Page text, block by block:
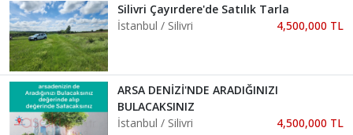
Silivri Çayırdere'de Satılık Tarla
İstanbul / Silivri
4,500,000 TL
ARSA DENİZİ'NDE ARADIĞINIZI
BULACAKSINIZ
İstanbul / Silivri
4,500,000 TL